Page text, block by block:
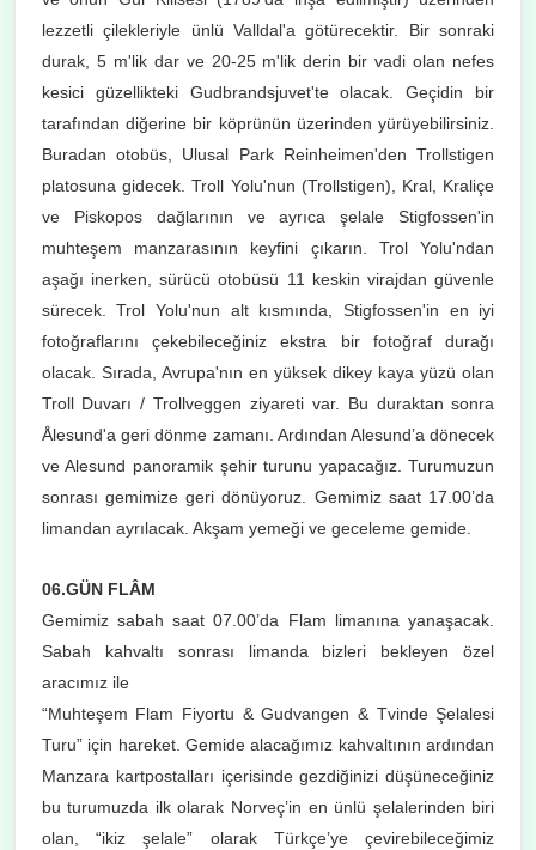
lezzetli çilekleriyle ünlü Valldal'a götürecektir. Bir sonraki
durak, 5 m'lik dar ve 20-25 m'lik derin bir vadi olan nefes
kesici güzellikteki Gudbrandsjuvet'te olacak. Geçidin bir
tarafından diğerine bir köprünün üzerinden yürüyebilirsiniz.
Buradan otobüs, Ulusal Park Reinheimen'den Trollstigen
platosuna gidecek. Troll Yolu'nun (Trollstigen), Kral, Kraliçe
ve Piskopos dağlarının ve ayrıca şelale Stigfossen'in
muhteşem manzarasının keyfini çıkarın. Trol Yolu'ndan
aşağı inerken, sürücü otobüsü 11 keskin virajdan güvenle
sürecek. Trol Yolu'nun alt kısmında, Stigfossen'in en iyi
fotoğraflarını çekebileceğiniz ekstra bir fotoğraf durağı
olacak. Sırada, Avrupa'nın en yüksek dikey kaya yüzü olan
Troll Duvarı / Trollveggen ziyareti var. Bu duraktan sonra
Ålesund'a geri dönme zamanı. Ardından Alesund’a dönecek
ve Alesund panoramik şehir turunu yapacağız. Turumuzun
sonrası gemimize geri dönüyoruz. Gemimiz saat 17.00’da
limandan ayrılacak. Akşam yemeği ve geceleme gemide.
06.GÜN FLÂM
Gemimiz sabah saat 07.00’da Flam limanına yanaşacak.
Sabah kahvaltı sonrası limanda bizleri bekleyen özel
aracımız ile
“Muhteşem Flam Fiyortu & Gudvangen & Tvinde Şelalesi
Turu” için hareket. Gemide alacağımız kahvaltının ardından
Manzara kartpostalları içerisinde gezdiğinizi düşüneceğiniz
bu turumuzda ilk olarak Norveç’in en ünlü şelalerinden biri
olan, “ikiz şelale” olarak Türkçe’ye çevirebileceğimiz